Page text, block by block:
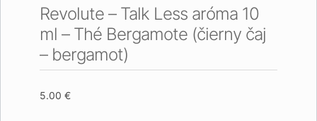
Revolute – Talk Less aróma 10
ml – Thé Bergamote (čierny čaj
– bergamot)
5.00 €